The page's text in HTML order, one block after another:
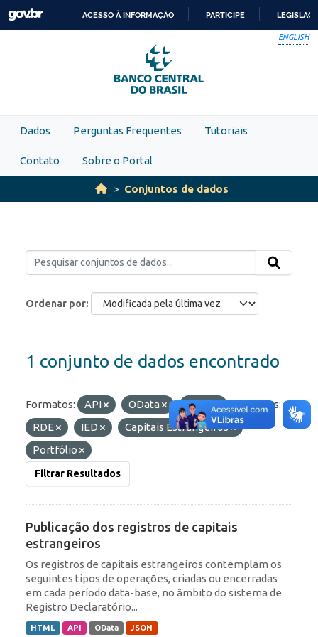
Skip to main content
PARA
O
CONTEÚDO
ACESSO À INFORMAÇÃO PARTICIPE
ENGLISH
Dados Perguntas Frequentes Tutoriais
Contato Sobre o Portal
Conjuntos de dados
Ordenar por
1 conjunto de dados encontrado
Formatos: API OData JSON
Etiquetas:
RDE
IED
Capitais Estrangeiros
Portfólio
Filtrar Resultados
Publicação dos registros de capitais
estrangeiros
Os registros de capitais estrangeiros contemplam os
seguintes tipos de operações, criadas ou encerradas
em cada período data-base, no âmbito do sistema de
Registro Declaratório...
HTML API OData JSON